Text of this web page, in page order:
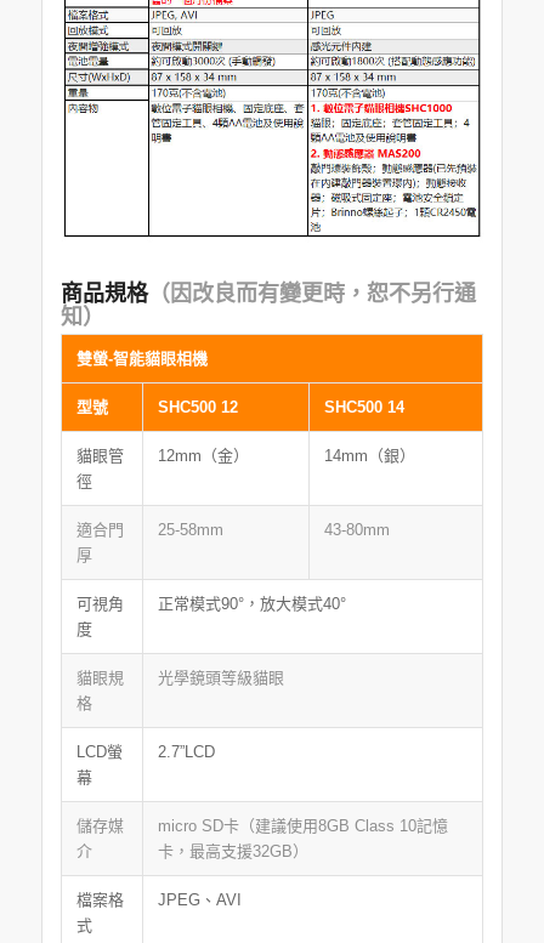
商品規格（因改良而有變更時，恕不另行通
知）
雙螢-智能貓眼相機
型號 SHC500 12 SHC500 14
貓眼管
徑
12mm（金） 14mm（銀）
適合門
厚
25-58mm 43-80mm
可視角
度
正常模式90°，放大模式40°
貓眼規
格
光學鏡頭等級貓眼
LCD螢
幕
2.7”LCD
儲存媒
介
micro SD卡（建議使用8GB Class 10記憶
卡，最高支援32GB）
檔案格
式
JPEG、AVI